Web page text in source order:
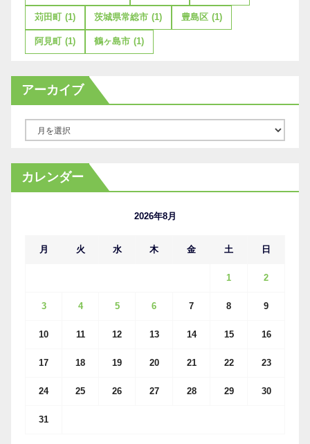
苅田町 (1) 茨城県常総市 (1) 豊島区 (1)
阿見町 (1) 鶴ヶ島市 (1)
アーカイブ
カ
イ
カレンダー
2026年8月
月 火 水 木 金 土 日
1 2
3 4 5 6 7 8 9
10 11 12 13 14 15 16
17 18 19 20 21 22 23
24 25 26 27 28 29 30
31